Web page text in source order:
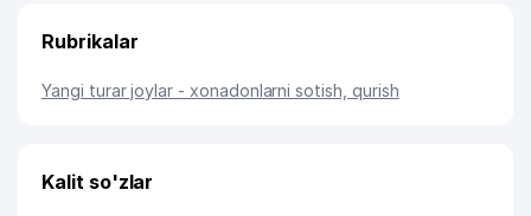
Rubrikalar
Yangi turar joylar - xonadonlarni sotish, qurish
Kalit so'zlar